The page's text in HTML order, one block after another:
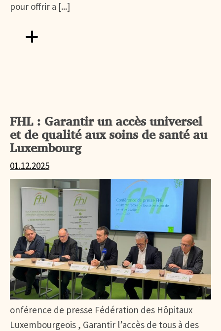
pour offrir a [...]
Aller vers Fête familiale au Rehazenter : Saint Nicolas a
FHL : Garantir un accès universel
et de qualité aux soins de santé au
Luxembourg
01.12.2025
onférence de presse Fédération des Hôpitaux
Luxembourgeois , Garantir l’accès de tous à des